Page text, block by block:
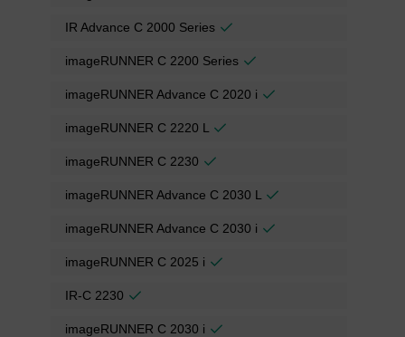
IR Advance C 2000 Series
imageRUNNER C 2200 Series
imageRUNNER Advance C 2020 i
imageRUNNER C 2220 L
imageRUNNER C 2230
imageRUNNER Advance C 2030 L
imageRUNNER Advance C 2030 i
imageRUNNER C 2025 i
IR-C 2230
imageRUNNER C 2030 i